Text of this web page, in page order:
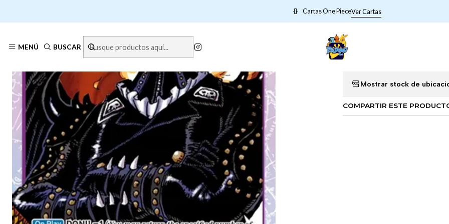
MENÚ BUSCAR
Cartas One PieceVer Cartas
Inicio 1004004 ST04-004 King
|
1004004
Mostrar stock de
COMPARTIR ESTE